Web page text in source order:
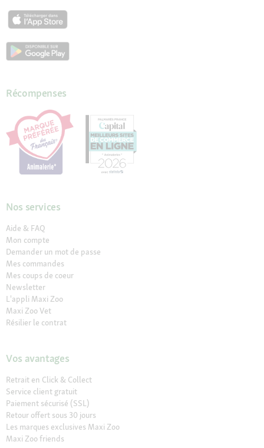
Récompenses
Nos services
Aide & FAQ
Mon compte
Demander un mot de passe
Mes commandes
Mes coups de coeur
Newsletter
L'appli Maxi Zoo
Maxi Zoo Vet
Résilier le contrat
Vos avantages
Retrait en Click & Collect
Service client gratuit
Paiement sécurisé (SSL)
Retour offert sous 30 jours
Les marques exclusives Maxi Zoo
Maxi Zoo friends